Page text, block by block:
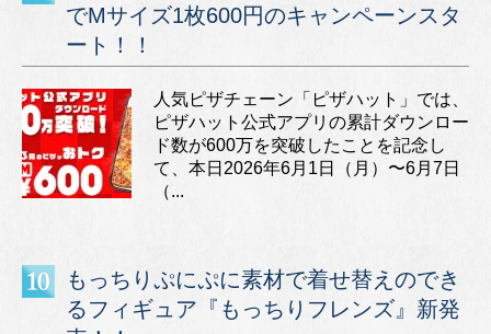
でMサイズ1枚600円のキャンペーンスタ
ート！！
人気ピザチェーン「ピザハット」では、
ピザハット公式アプリの累計ダウンロー
ド数が600万を突破したことを記念し
て、本日2026年6月1日（月）〜6月7日
（...
もっちりぷにぷに素材で着せ替えのでき
るフィギュア『もっちりフレンズ』新発